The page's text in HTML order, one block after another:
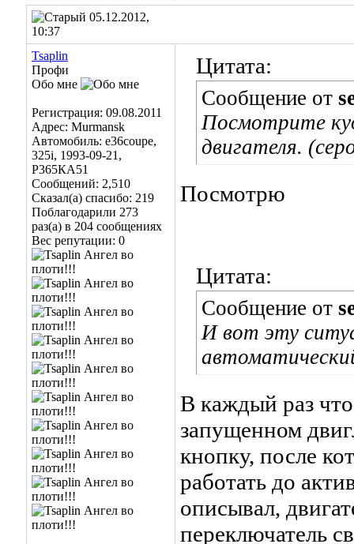
05.12.2012,
10:37
Tsaplin
Профи
Обо мне
Регистрация: 09.08.2011
Адрес: Murmansk
Автомобиль: e36coupe,
325i, 1993-09-21,
Р365КА51
Сообщений: 2,510
Сказал(а) спасибо: 219
Поблагодарили 273
раз(а) в 204 сообщениях
Вес репутации: 0
Цитата:
Сообщение от
Посмотрите
двигателя.
Посмотрю
Цитата:
Сообщение от
И вот эту
В каждый раз
запущенном
кнопку, после
работать до
описывал,
переключатель